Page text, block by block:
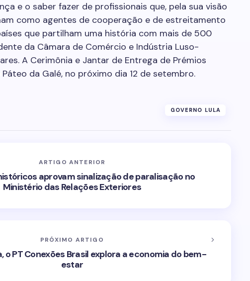
e o saber fazer de profissionais que, pela sua visão
como agentes de cooperação e de estreitamento
que partilham uma história com mais de 500
da Câmara de Comércio e Indústria Luso-
A Cerimônia e Jantar de Entrega de Prémios
da Galé, no próximo dia 12 de setembro.
GOVERNO LULA
ARTIGO ANTERIOR
aprovam sinalização de paralisação no
Ministério das Relações Exteriores
PRÓXIMO ARTIGO
PT Conexões Brasil explora a economia do bem-
estar